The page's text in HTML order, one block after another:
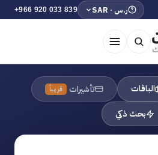
ر.س · SAR +966 920 033 839
الباقات تأشيرات قريباً
بحث ذكي